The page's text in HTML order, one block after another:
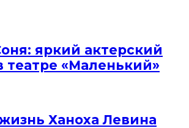
яркий актерский
театре «Маленький»
Ханоха Левина